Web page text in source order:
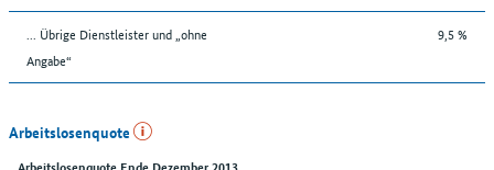
... Übrige Dienstleister und „ohne
Angabe“
9,5 %
Arbeitslosenquote
Arbeitslosenquote Ende Dezember 2013